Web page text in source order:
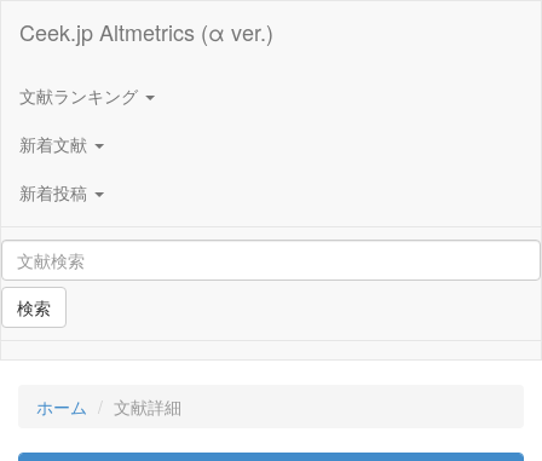
Ceek.jp Altmetrics (α ver.)
文献ランキング
新着文献
新着投稿
検索
ホーム 文献詳細